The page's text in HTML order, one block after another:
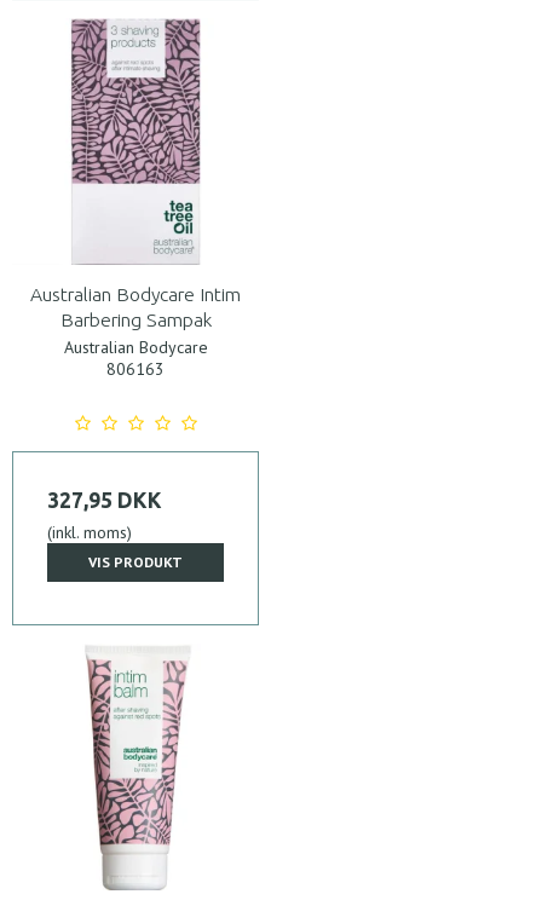
Australian Bodycare Intim
Barbering Sampak
Australian Bodycare
806163
327,95 DKK
(inkl. moms)
VIS PRODUKT